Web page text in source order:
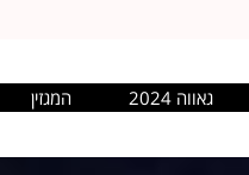
גאווה 2024 המגזין